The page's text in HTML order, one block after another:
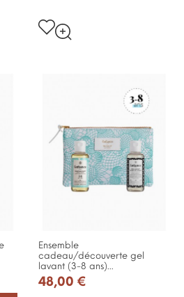
Ensemble
cadeau/découverte gel
lavant (3-8 ans)...
48,00 €